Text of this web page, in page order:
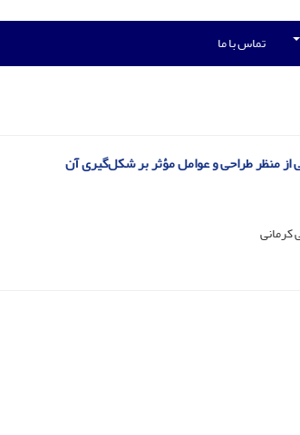
تماس با ما
منظر طراحی و عوامل مؤثر بر شکل‌گیری آن‏
کرمانی